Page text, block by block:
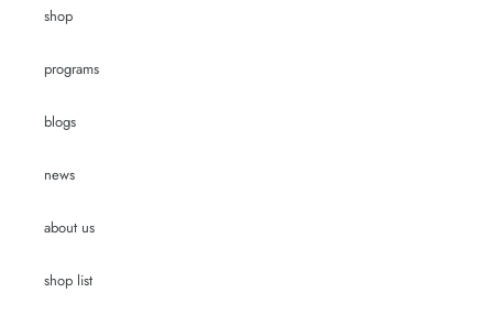
shop
programs
blogs
news
about us
shop list